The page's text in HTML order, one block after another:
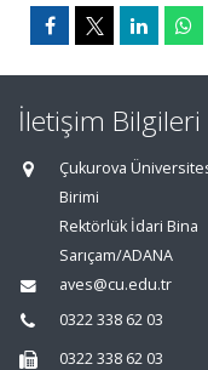
İletişim Bilgileri
Çukurova
Birimi
Rektörlük İdari Bina
Sarıçam/ADANA
aves@cu.edu.tr
0322 338 62 03
0322 338 62 03